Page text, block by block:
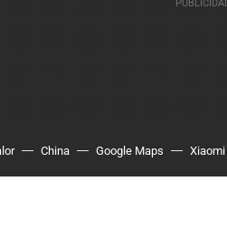
China Google Maps Xiaomi